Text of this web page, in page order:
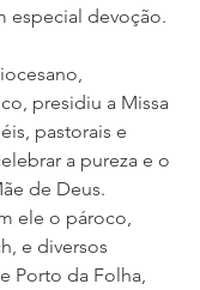
especial devoção.
presidiu a Missa
pastorais e
a pureza e o
de Deus.
ele o pároco,
e diversos
Porto da Folha,